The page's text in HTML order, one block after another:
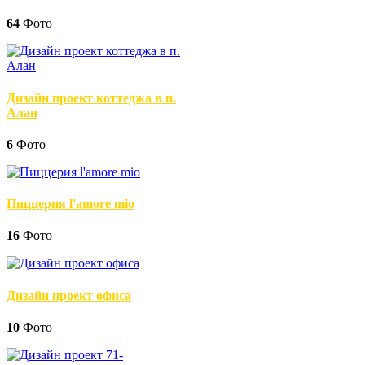
64 Фото
Дизайн проект коттеджа в п.
Алан
6 Фото
Пиццерия l'amore mio
16 Фото
Дизайн проект офиса
10 Фото